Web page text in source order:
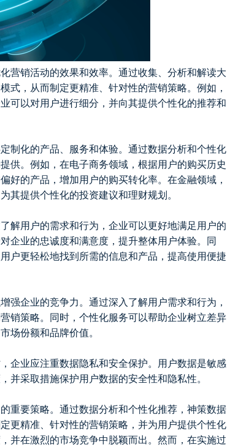
营销活动的效果和效率。通过收集、分析和解读大
式，从而制定更精准、针对性的营销策略。例如，
可以对用户进行细分，并向其提供个性化的推荐和
制化的产品、服务和体验。通过数据分析和个性化
供。例如，在电子商务领域，根据用户的购买历史
好的产品，增加用户的购买转化率。在金融领域，
其提供个性化的投资建议和理财规划。
解用户的需求和行为，企业可以更好地满足用户的
企业的忠诚度和满意度，提升整体用户体验。同
户更轻松地找到所需的信息和产品，提高使用便捷
强企业的竞争力。通过深入了解用户需求和行为，
销策略。同时，个性化服务可以帮助企业树立差异
场份额和品牌价值。
企业应注重数据隐私和安全保护。用户数据是敏感
并采取措施保护用户数据的安全性和隐私性。
重要策略。通过数据分析和个性化推荐，神策数据
更精准、针对性的营销策略，并为用户提供个性化
并在激烈的市场竞争中脱颖而出。然而，在实施过